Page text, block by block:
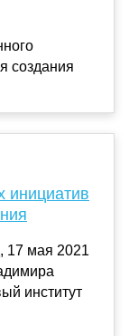
создания
инициатив
17 мая 2021
институт